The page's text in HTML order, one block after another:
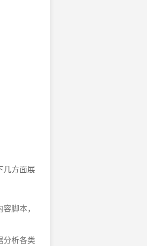
几方面展
脚本，
分析各类